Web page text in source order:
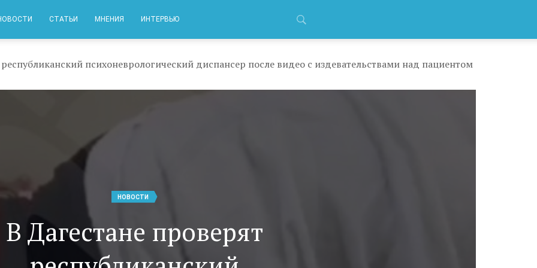
СТАТЬИ МНЕНИЯ ИНТЕРВЬЮ
психоневрологический диспансер после видео с издевательствами над пациентом
НОВОСТИ
В Дагестане проверят